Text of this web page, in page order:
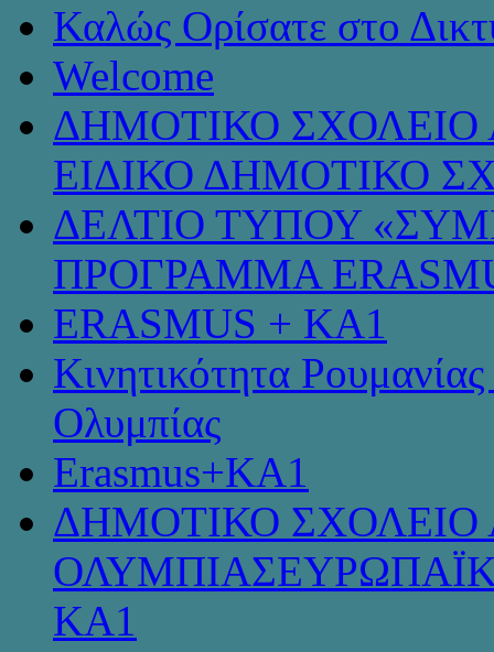
Καλώς Ορίσατε στο
Welcome
ΔΗΜΟΤΙΚΟ ΣΧΟΛΕΙΟ
ΕΙΔΙΚΟ ΔΗΜΟΤΙΚΟ
ΔΕΛΤΙΟ ΤΥΠΟΥ
ΠΡΟΓΡΑΜΜΑ
ERASMUS + KA1
Κινητικότητα
Ολυμπίας
Erasmus+KA1
ΔΗΜΟΤΙΚΟ ΣΧΟΛΕΙΟ
KA1